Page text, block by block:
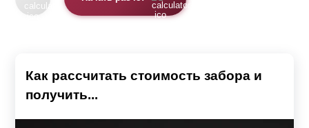
Как рассчитать стоимость забора и
получить...